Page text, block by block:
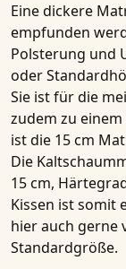
Eine dickere
empfunden
Polsterung und
oder
Sie ist für die
zudem zu
ist die 15 cm
Die
15 cm,
Kissen ist somit
hier auch gerne
Standardgröße.